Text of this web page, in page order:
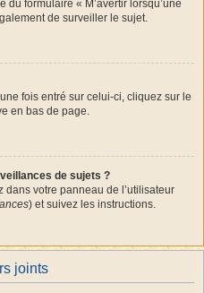
formulaire « M’avertir lorsqu’une
de surveiller le sujet.
fois entré sur celui-ci, cliquez sur le
en bas de page.
de sujets ?
votre panneau de l’utilisateur
) et suivez les instructions.
joints